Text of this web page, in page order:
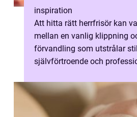
inspiration
Att hitta rätt herrfrisör kan
mellan en vanlig klippning
förvandling som utstrålar
självförtroende och